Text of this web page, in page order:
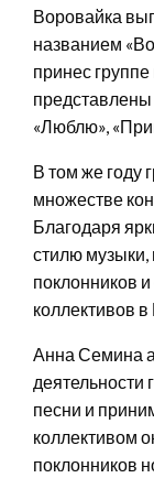
Воровайка
названием
принес
представлены
«Люблю»,
В том же году
множестве
Благодаря
стилю музыки,
поклонников
коллективов в
Анна Семина
деятельности
песни и
коллективом
поклонников